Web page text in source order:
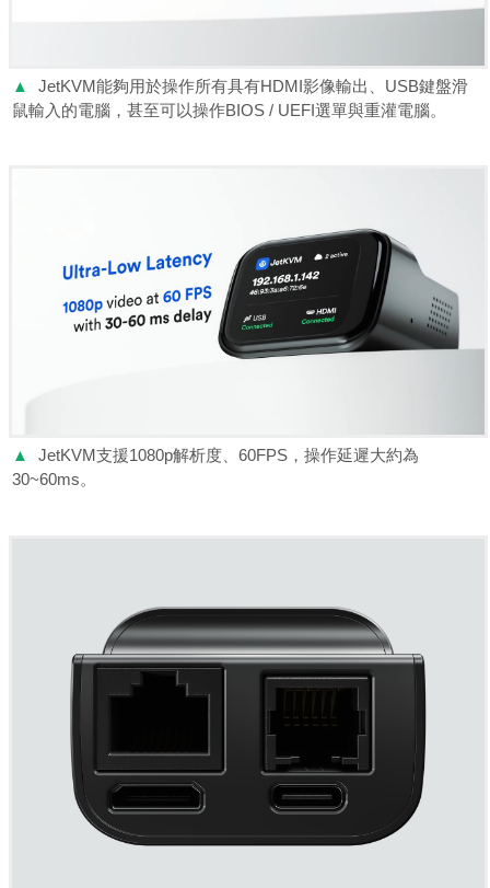
▲
JetKVM能夠用於操作所有具有HDMI影像輸出、USB鍵盤滑
鼠輸入的電腦，甚至可以操作BIOS / UEFI選單與重灌電腦。
▲
JetKVM支援1080p解析度、60FPS，操作延遲大約為
30~60ms。